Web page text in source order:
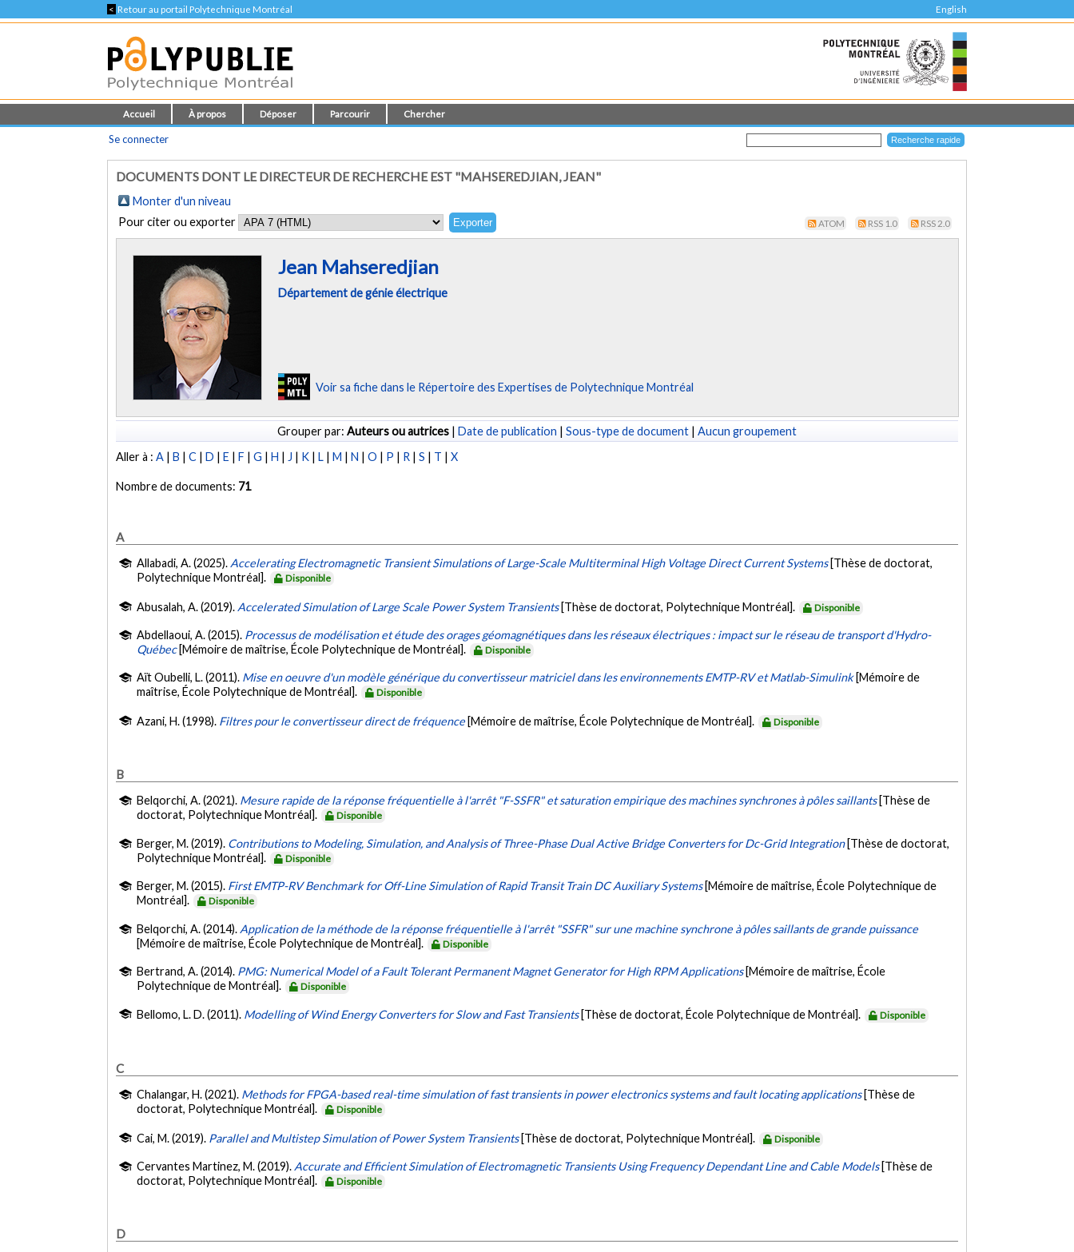
< Retour au portail Polytechnique Montréal English
Accueil À propos Déposer Parcourir Chercher
Se connecter
DOCUMENTS DONT LE DIRECTEUR DE RECHERCHE EST "MAHSEREDJIAN, JEAN"
Monter d'un niveau
Pour citer ou exporter
ATOM RSS 1.0 RSS 2.0
Jean Mahseredjian
Département de génie électrique
Voir sa fiche dans le Répertoire des Expertises de Polytechnique Montréal
Grouper par: Auteurs ou autrices | Date de publication | Sous-type de document | Aucun groupement
Aller à :A |B |C |D |E |F |G |H | J | K |L |M |N |O | P | R |S | T |X
Nombre de documents: 71
A
Allabadi, A. (2025). Accelerating Electromagnetic Transient Simulations of Large-Scale Multiterminal High Voltage Direct Current Systems [Thèse de doctorat,
Polytechnique Montréal].
Disponible
Abusalah, A. (2019). Accelerated Simulation of Large Scale Power System Transients [Thèse de doctorat, Polytechnique Montréal]. Disponible
Abdellaoui, A. (2015). Processus de modélisation et étude des orages géomagnétiques dans les réseaux électriques : impact sur le réseau de transport d'Hydro-
Québec [Mémoire de maîtrise, École Polytechnique de Montréal]. Disponible
Aït Oubelli, L. (2011). Mise en oeuvre d'un modèle générique du convertisseur matriciel dans les environnements EMTP-RV et Matlab-Simulink [Mémoire de
maîtrise, École Polytechnique de Montréal].
Disponible
Azani, H. (1998). Filtres pour le convertisseur direct de fréquence [Mémoire de maîtrise, École Polytechnique de Montréal]. Disponible
B
Belqorchi, A. (2021). Mesure rapide de la réponse fréquentielle à l'arrêt "F-SSFR" et saturation empirique des machines synchrones à pôles saillants [Thèse de
doctorat, Polytechnique Montréal].
Disponible
Berger, M. (2019). Contributions to Modeling, Simulation, and Analysis of Three-Phase Dual Active Bridge Converters for Dc-Grid Integration [Thèse de doctorat,
Polytechnique Montréal].
Disponible
Berger, M. (2015). First EMTP-RV Benchmark for Off-Line Simulation of Rapid Transit Train DC Auxiliary Systems [Mémoire de maîtrise, École Polytechnique de
Montréal].
Disponible
Belqorchi, A. (2014). Application de la méthode de la réponse fréquentielle à l'arrêt "SSFR" sur une machine synchrone à pôles saillants de grande puissance
[Mémoire de maîtrise, École Polytechnique de Montréal].
Disponible
Bertrand, A. (2014). PMG: Numerical Model of a Fault Tolerant Permanent Magnet Generator for High RPM Applications [Mémoire de maîtrise, École
Polytechnique de Montréal].
Disponible
Bellomo, L. D. (2011). Modelling of Wind Energy Converters for Slow and Fast Transients [Thèse de doctorat, École Polytechnique de Montréal]. Disponible
C
Chalangar, H. (2021). Methods for FPGA-based real-time simulation of fast transients in power electronics systems and fault locating applications [Thèse de
doctorat, Polytechnique Montréal].
Disponible
Cai, M. (2019). Parallel and Multistep Simulation of Power System Transients [Thèse de doctorat, Polytechnique Montréal]. Disponible
Cervantes Martinez, M. (2019). Accurate and Efficient Simulation of Electromagnetic Transients Using Frequency Dependant Line and Cable Models [Thèse de
doctorat, Polytechnique Montréal].
Disponible
D